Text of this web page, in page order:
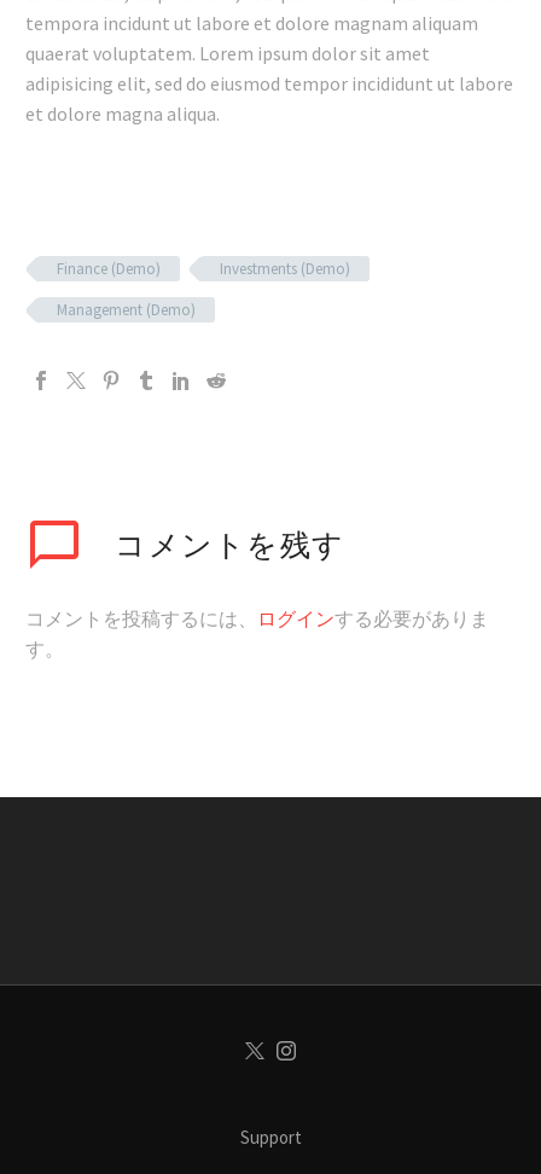
tempora incidunt ut labore et dolore magnam aliquam
quaerat voluptatem. Lorem ipsum dolor sit amet
adipisicing elit, sed do eiusmod tempor incididunt ut labore
et dolore magna aliqua.
Finance (Demo)
Investments (Demo)
Management (Demo)
コメントを残す
コメントを投稿するには、 ログインする必要がありま
す。
Support